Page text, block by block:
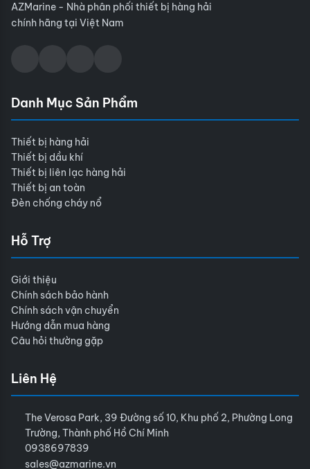
AZMarine - Nhà phân phối thiết bị hàng hải
chính hãng tại Việt Nam
Danh Mục Sản Phẩm
Thiết bị hàng hải
Thiết bị dầu khí
Thiết bị liên lạc hàng hải
Thiết bị an toàn
Đèn chống cháy nổ
Hỗ Trợ
Giới thiệu
Chính sách bảo hành
Chính sách vận chuyển
Hướng dẫn mua hàng
Câu hỏi thường gặp
Liên Hệ
The Verosa Park, 39 Đường số 10, Khu phố 2, Phường Long
Trường, Thành phố Hồ Chí Minh
0938697839
sales@azmarine.vn